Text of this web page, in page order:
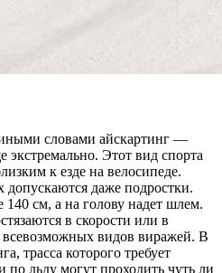
словами айскартинг —
экстремально. Этот вид спорта
к езде на велосипеде.
допускаются даже подростки.
см, а на голову надет шлем.
в скорости или в
видов виражей. В
трасса которого требует
по льду могут проходить чуть ли